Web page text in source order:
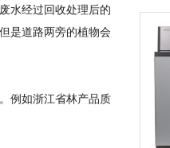
水经过回收处理后的
是道路两旁的植物会
例如浙江省林产品质